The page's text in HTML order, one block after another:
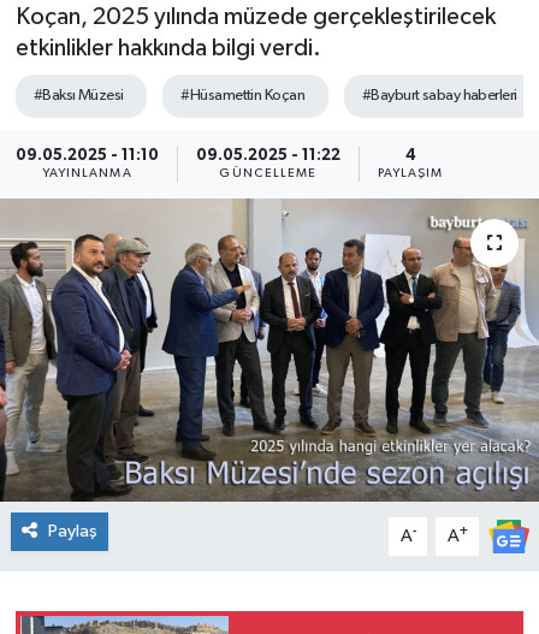
Koçan, 2025 yılında müzede gerçekleştirilecek
etkinlikler hakkında bilgi verdi.
#Baksı Müzesi #Hüsamettin Koçan #Bayburt sabay haberleri
09.05.2025 - 11:10
YAYINLANMA
09.05.2025 - 11:22
GÜNCELLEME
4
PAYLAŞIM
Paylaş A- A+
Haber Arşivi